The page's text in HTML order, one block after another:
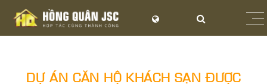
DỰ ÁN CĂN HỘ KHÁCH SẠN ĐƯỢC